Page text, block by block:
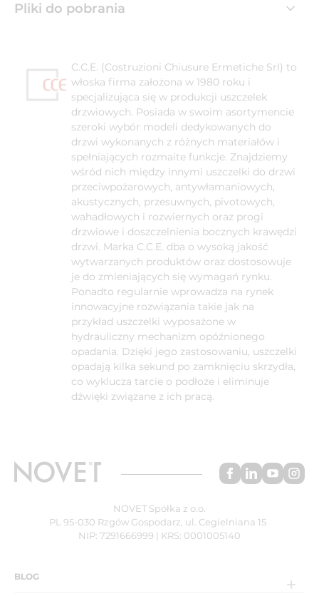
Pliki do pobrania
C.C.E. (Costruzioni Chiusure Ermetiche Srl) to
włoska firma założona w 1980 roku i
specjalizująca się w produkcji uszczelek
drzwiowych. Posiada w swoim asortymencie
szeroki wybór modeli dedykowanych do
drzwi wykonanych z różnych materiałów i
spełniających rozmaite funkcje. Znajdziemy
wśród nich między innymi uszczelki do drzwi
przeciwpożarowych, antywłamaniowych,
akustycznych, przesuwnych, pivotowych,
wahadłowych i rozwiernych oraz progi
drzwiowe i doszczelnienia bocznych krawędzi
drzwi. Marka C.C.E. dba o wysoką jakość
wytwarzanych produktów oraz dostosowuje
je do zmieniających się wymagań rynku.
Ponadto regularnie wprowadza na rynek
innowacyjne rozwiązania takie jak na
przykład uszczelki wyposażone w
hydrauliczny mechanizm opóźnionego
opadania. Dzięki jego zastosowaniu, uszczelki
opadają kilka sekund po zamknięciu skrzydła,
co wyklucza tarcie o podłoże i eliminuje
dźwięki związane z ich pracą.
NOVET Spółka z o.o.
PL 95-030 Rzgów Gospodarz, ul. Cegielniana 15
NIP: 7291666999 | KRS: 0001005140
BLOG